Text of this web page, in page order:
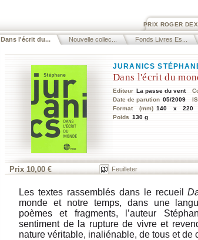
PRIX ROGER
Dans l'écrit du... Nouvelle collec... Fonds Livres Es...
JURANICS
Dans l'écrit du
Editeur La passe du vent
Date de parution 05/2009
Format (mm) 140 x 220
Poids 130 g
Prix 10,00 € Feuilleter
Les textes rassemblés dans le recueil
monde et notre temps, dans une
poèmes et fragments, l’auteur
sentiment de la rupture de vivre et
nature véritable, inaliénable, de tous et de